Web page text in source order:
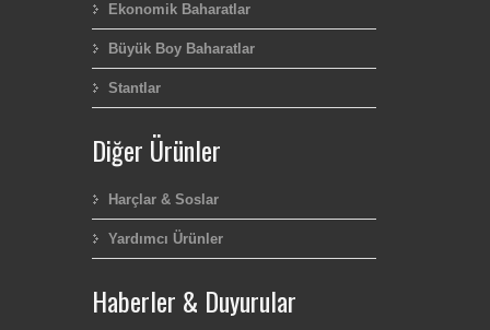
Ekonomik Baharatlar
Büyük Boy Baharatlar
Stantlar
Diğer Ürünler
Harçlar & Soslar
Yardımcı Ürünler
Haberler & Duyurular